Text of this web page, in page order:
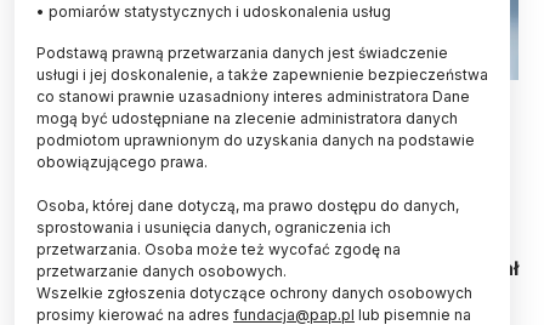
Fot. Fotolia
63 proc. pracowników zdalnych spędza 6 godzin
każdego weekendu online. 33 proc. pracowników
mobilnych do 20 godzin są online przez te dwa dni
przeznaczone na odpoczynek wynika z badania
przeprowadzonego wśród pracowników
mobilnych firm międzynarodowych – poinformował
Computerworld.
• pomiarów statystycznych i udoskonalenia usług
Podstawą prawną przetwarzania danych jest świadczenie
usługi i jej doskonalenie, a także zapewnienie bezpieczeństwa
co stanowi prawnie uzasadniony interes administratora Dane
mogą być udostępniane na zlecenie administratora danych
podmiotom uprawnionym do uzyskania danych na podstawie
obowiązującego prawa.
Osoba, której dane dotyczą, ma prawo dostępu do danych,
sprostowania i usunięcia danych, ograniczenia ich
przetwarzania. Osoba może też wycofać zgodę na
przetwarzanie danych osobowych.
Wszelkie zgłoszenia dotyczące ochrony danych osobowych
prosimy kierować na adres fundacja@pap.pl lub pisemnie na